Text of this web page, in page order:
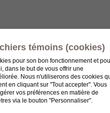
témoins (cookies)
pour son bon fonctionnement et
dans le but de vous offrir une
Nous n'utiliserons des cookies
en cliquant sur "Tout accepter". Vous
vos préférences en matière de
via le bouton "Personnaliser".